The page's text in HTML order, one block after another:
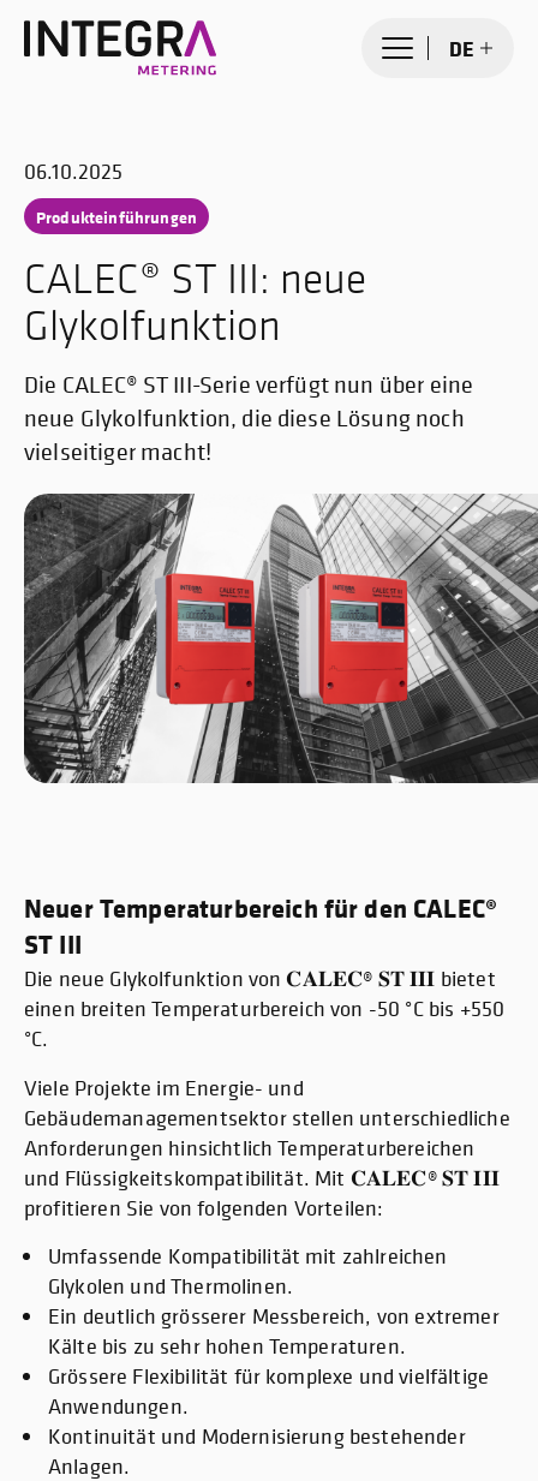
DE
06.10.2025
Produkteinführungen
CALEC® ST III: neue
Glykolfunktion
Die CALEC® ST III-Serie verfügt nun über eine
neue Glykolfunktion, die diese Lösung noch
vielseitiger macht!
Neuer Temperaturbereich für den CALEC®
ST III
Die neue Glykolfunktion von 𝐂𝐀𝐋𝐄𝐂® 𝐒𝐓 𝐈𝐈𝐈 bietet
einen breiten Temperaturbereich von -50 °C bis +550
°C.
Viele Projekte im Energie- und
Gebäudemanagementsektor stellen unterschiedliche
Anforderungen hinsichtlich Temperaturbereichen
und Flüssigkeitskompatibilität. Mit 𝐂𝐀𝐋𝐄𝐂® 𝐒𝐓 𝐈𝐈𝐈
profitieren Sie von folgenden Vorteilen:
Umfassende Kompatibilität mit zahlreichen
Glykolen und Thermolinen.
Ein deutlich grösserer Messbereich, von extremer
Kälte bis zu sehr hohen Temperaturen.
Grössere Flexibilität für komplexe und vielfältige
Anwendungen.
Kontinuität und Modernisierung bestehender
Anlagen.